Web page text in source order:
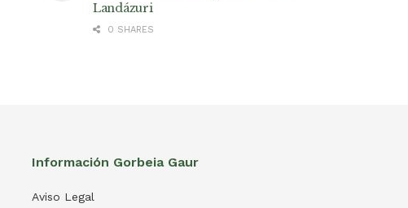
Landázuri
0 SHARES
Información Gorbeia Gaur
Aviso Legal